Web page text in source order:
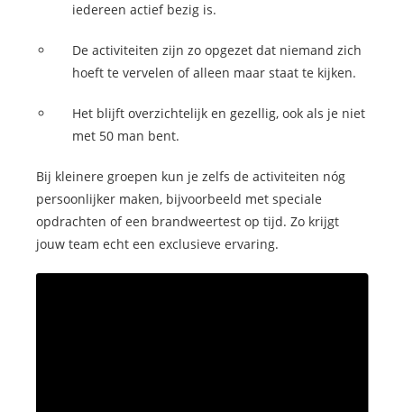
iedereen actief bezig is.
De activiteiten zijn zo opgezet dat niemand zich
hoeft te vervelen of alleen maar staat te kijken.
Het blijft overzichtelijk en gezellig, ook als je niet
met 50 man bent.
Bij kleinere groepen kun je zelfs de activiteiten nóg
persoonlijker maken, bijvoorbeeld met speciale
opdrachten of een brandweertest op tijd. Zo krijgt
jouw team echt een exclusieve ervaring.